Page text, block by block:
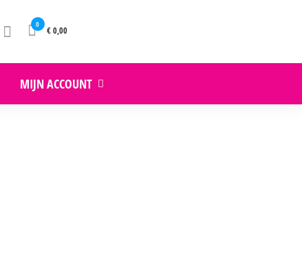
0
€ 0,00
MIJN ACCOUNT